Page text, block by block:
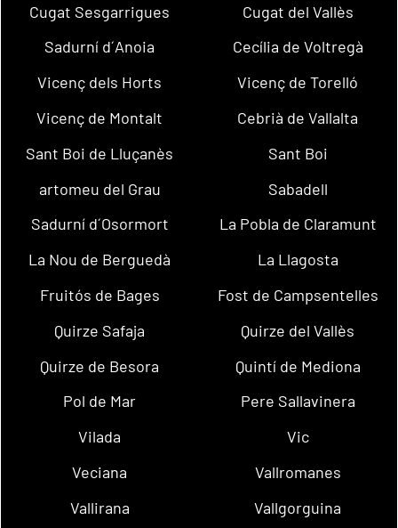
Cugat Sesgarrigues
Cugat del Vallès
Sadurní d´Anoia
Cecília de Voltregà
Vicenç dels Horts
Vicenç de Torelló
Vicenç de Montalt
Cebrià de Vallalta
Sant Boi de Lluçanès
Sant Boi
artomeu del Grau
Sabadell
Sadurní d´Osormort
La Pobla de Claramunt
La Nou de Berguedà
La Llagosta
Fruitós de Bages
Fost de Campsentelles
Quirze Safaja
Quirze del Vallès
Quirze de Besora
Quintí de Mediona
Pol de Mar
Pere Sallavinera
Vilada
Vic
Veciana
Vallromanes
Vallirana
Vallgorguina